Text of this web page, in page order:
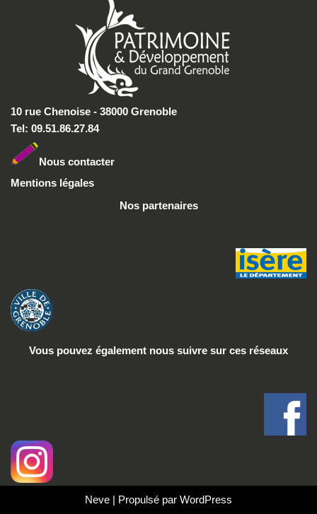
10 rue Chenoise - 38000 Grenoble
Tel: 09.51.86.27.84
Nous contacter
Mentions légales
Nos partenaires
Vous pouvez également nous suivre sur ces réseaux
Neve | Propulsé par WordPress